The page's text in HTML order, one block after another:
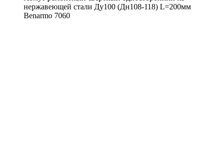
нержавеющей стали Ду100 (Дн108-118) L=200мм
Benarmo 7060